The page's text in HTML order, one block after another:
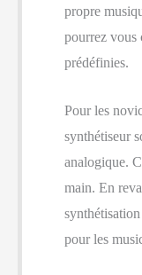
propre
pourrez vous
prédéfinies.
Pour les
synthétiseur
analogique.
main. En
pour les